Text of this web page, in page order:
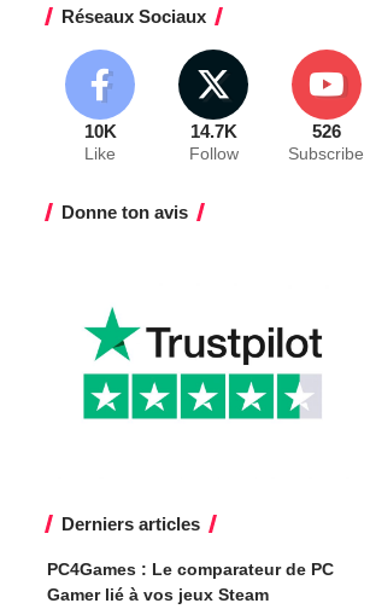
Réseaux Sociaux
10K
Like
14.7K
Follow
526
Subscribe
Donne ton avis
Derniers articles
PC4Games : Le comparateur de PC
Gamer lié à vos jeux Steam